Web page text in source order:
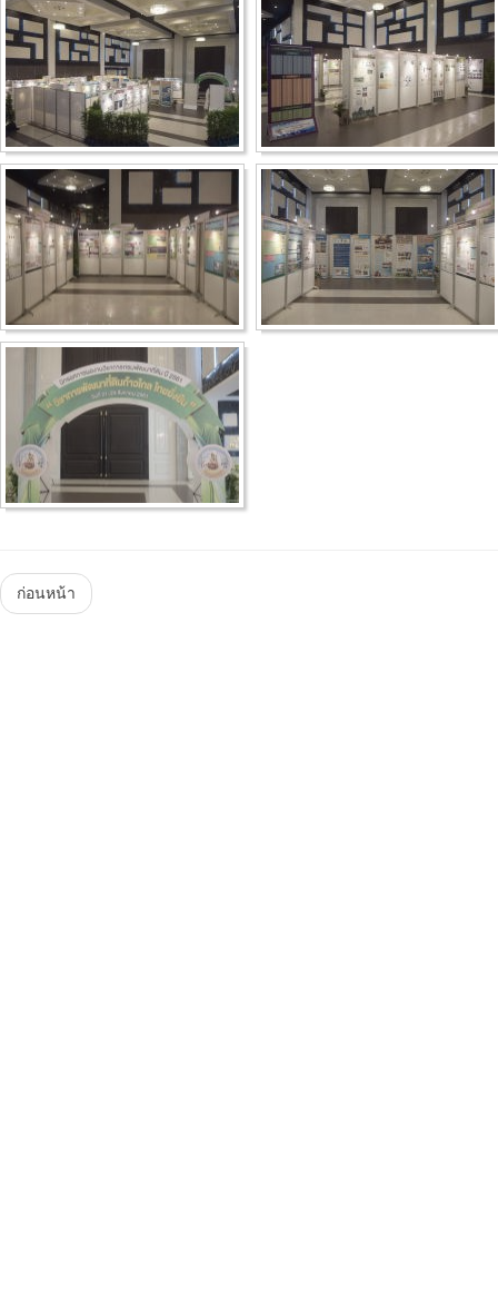
Menu
ก่อนหน้า